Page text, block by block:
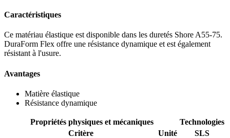
Caractéristiques
Ce matériau élastique est disponible dans les duretés Shore A55-75.
DuraForm Flex offre une résistance dynamique et est également
résistant à l'usure.
Avantages
Matière élastique
Résistance dynamique
Propriétés physiques et mécaniques
Technologies
Critère
Unité
SLS